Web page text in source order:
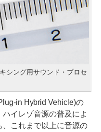
シング用サウンド・プロセ
in Hybrid Vehicle)の
イレゾ音源の普及によ
、これまで以上に音源の